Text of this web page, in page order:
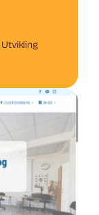
Utvikling